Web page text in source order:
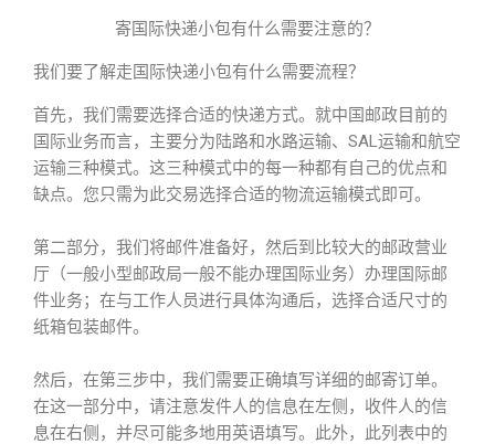
寄国际快递小包有什么需要注意的？
我们要了解走国际快递小包有什么需要流程？
首先，我们需要选择合适的快递方式。就中国邮政目前的
国际业务而言，主要分为陆路和水路运输、SAL运输和航空
运输三种模式。这三种模式中的每一种都有自己的优点和
缺点。您只需为此交易选择合适的物流运输模式即可。
第二部分，我们将邮件准备好，然后到比较大的邮政营业
厅（一般小型邮政局一般不能办理国际业务）办理国际邮
件业务；在与工作人员进行具体沟通后，选择合适尺寸的
纸箱包装邮件。
然后，在第三步中，我们需要正确填写详细的邮寄订单。
在这一部分中，请注意发件人的信息在左侧，收件人的信
息在右侧，并尽可能多地用英语填写。此外，此列表中的